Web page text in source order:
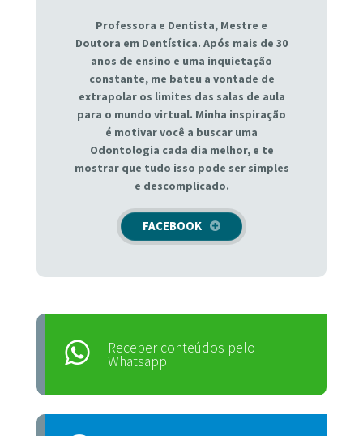
Professora e Dentista, Mestre e
Doutora em Dentística. Após mais de 30
anos de ensino e uma inquietação
constante, me bateu a vontade de
extrapolar os limites das salas de aula
para o mundo virtual. Minha inspiração
é motivar você a buscar uma
Odontologia cada dia melhor, e te
mostrar que tudo isso pode ser simples
e descomplicado.
FACEBOOK
Receber conteúdos pelo
Whatsapp